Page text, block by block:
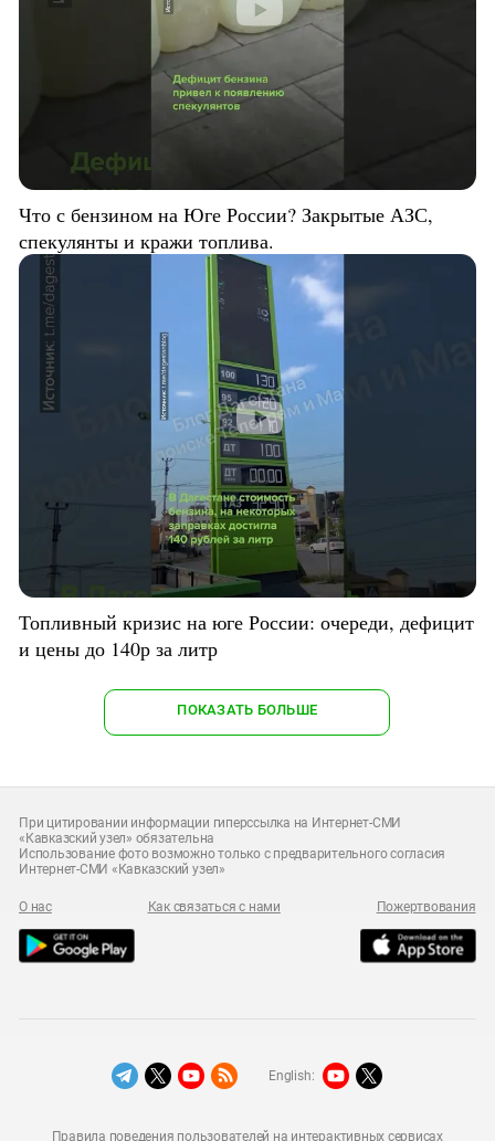
Что с бензином на Юге России? Закрытые АЗС,
спекулянты и кражи топлива.
Топливный кризис на юге России: очереди, дефицит
и цены до 140р за литр
ПОКАЗАТЬ БОЛЬШЕ
При цитировании информации гиперссылка на Интернет-СМИ
«Кавказский узел» обязательна
Использование фото возможно только с предварительного согласия
Интернет-СМИ «Кавказский узел»
О нас Как связаться с нами Пожертвования
Правила поведения пользователей на интерактивных сервисах
English: